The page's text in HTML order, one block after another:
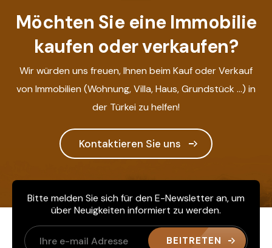
Möchten Sie eine Immobilie
kaufen oder verkaufen?
Wir würden uns freuen, Ihnen beim Kauf oder Verkauf
von Immobilien (Wohnung, Villa, Haus, Grundstück ...) in
der Türkei zu helfen!
Kontaktieren Sie uns
Bitte melden Sie sich für den E-Newsletter an, um
über Neuigkeiten informiert zu werden.
BEITRETEN